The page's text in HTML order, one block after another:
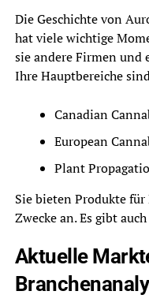
Die Geschichte von
hat viele wichtige
sie andere Firmen und
Ihre Hauptbereiche
Canadian
European
Plant
Sie bieten Produkte
Zwecke an. Es gibt
Aktuelle